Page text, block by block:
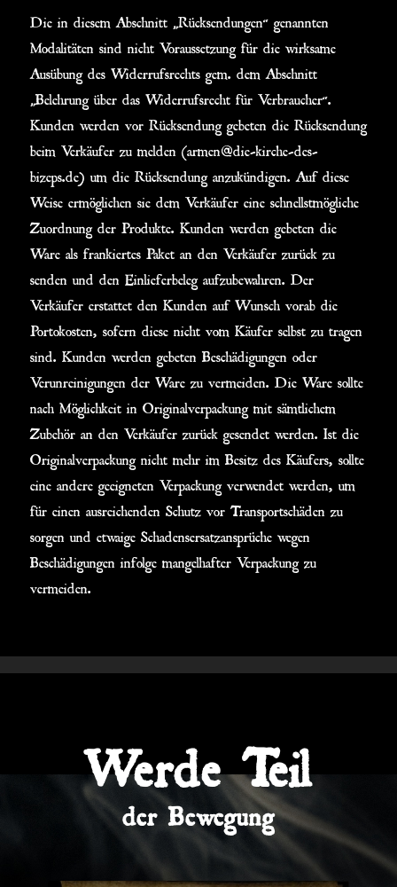
Die in diesem Abschnitt „Rücksendungen“ genannten
Modalitäten sind nicht Voraussetzung für die wirksame
Ausübung des Widerrufsrechts gem. dem Abschnitt
„Belehrung über das Widerrufsrecht für Verbraucher“.
Kunden werden vor Rücksendung gebeten die Rücksendung
beim Verkäufer zu melden (armen@die-kirche-des-
bizeps.de) um die Rücksendung anzukündigen. Auf diese
Weise ermöglichen sie dem Verkäufer eine schnellstmögliche
Zuordnung der Produkte. Kunden werden gebeten die
Ware als frankiertes Paket an den Verkäufer zurück zu
senden und den Einlieferbeleg aufzubewahren. Der
Verkäufer erstattet den Kunden auf Wunsch vorab die
Portokosten, sofern diese nicht vom Käufer selbst zu tragen
sind. Kunden werden gebeten Beschädigungen oder
Verunreinigungen der Ware zu vermeiden. Die Ware sollte
nach Möglichkeit in Originalverpackung mit sämtlichem
Zubehör an den Verkäufer zurück gesendet werden. Ist die
Originalverpackung nicht mehr im Besitz des Käufers, sollte
eine andere geeigneten Verpackung verwendet werden, um
für einen ausreichenden Schutz vor Transportschäden zu
sorgen und etwaige Schadensersatzansprüche wegen
Beschädigungen infolge mangelhafter Verpackung zu
vermeiden.
Werde Teil
der Bewegung